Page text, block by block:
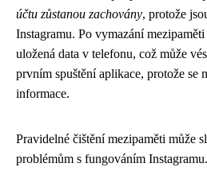
účtu zůstanou zachovány, protože
Instagramu. Po vymazání
uložená data v telefonu, což může
prvním spuštění aplikace, protože se
informace.
Pravidelné čištění mezipaměti může
problémům s fungováním Instagramu.